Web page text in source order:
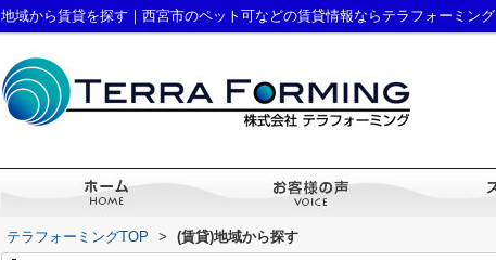
地域から賃貸を探す｜西宮市のペット可などの賃貸情報ならテラフォーミング
テラフォーミングTOP > (賃貸)地域から探す